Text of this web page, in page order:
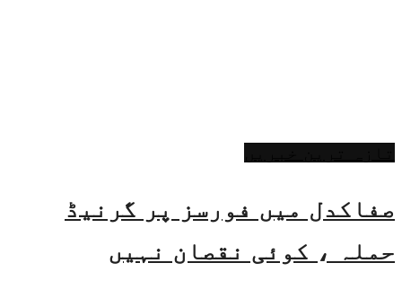
صفاکدل میں فورسز پر گرنیڈ
حملہ ، کوئی نقصان نہیں